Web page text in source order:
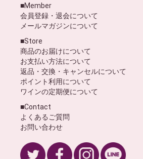
■Member
会員登録・退会について
メールマガジンについて
■Store
商品のお届けについて
お支払い方法について
返品・交換・キャンセルについて
ポイント利用について
ワインの定期便について
■Contact
よくあるご質問
お問い合わせ